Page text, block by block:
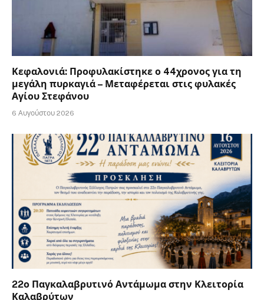
Κεφαλονιά: Προφυλακίστηκε ο 44χρονος για τη
μεγάλη πυρκαγιά – Μεταφέρεται στις φυλακές
Αγίου Στεφάνου
6 Αυγούστου 2026
22ο Παγκαλαβρυτινό Αντάμωμα στην Κλειτορία
Καλαβρύτων